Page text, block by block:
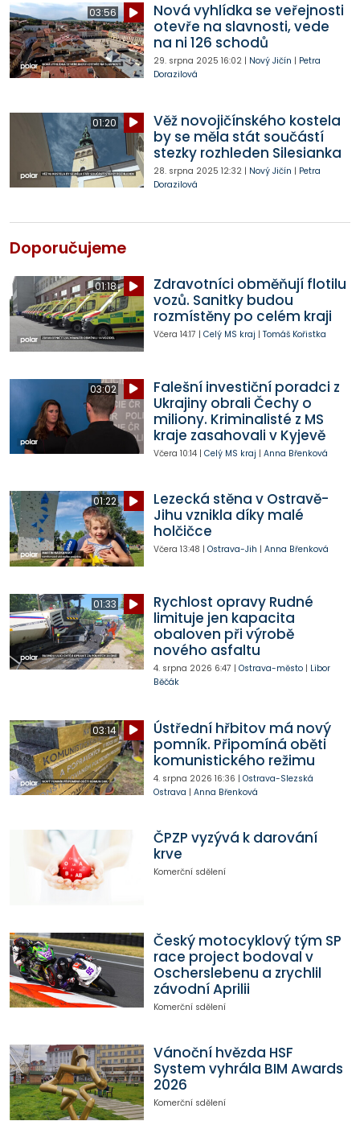
03:56
Nová vyhlídka se veřejnosti
otevře na slavnosti, vede
na ni 126 schodů
29. srpna 2025 16:02| Nový Jičín | Petra
Dorazilová
01:20
Věž novojičínského kostela
by se měla stát součástí
stezky rozhleden Silesianka
28. srpna 2025 12:32| Nový Jičín | Petra
Dorazilová
Doporučujeme
01:18
Zdravotníci obměňují flotilu
vozů. Sanitky budou
rozmístěny po celém kraji
Včera 14:17 | Celý MS kraj | Tomáš Kořistka
03:02
Falešní investiční poradci z
Ukrajiny obrali Čechy o
miliony. Kriminalisté z MS
kraje zasahovali v Kyjevě
Včera 10:14| Celý MS kraj | Anna Břenková
01:22
Lezecká stěna v Ostravě-
Jihu vznikla díky malé
holčičce
Včera 13:48 | Ostrava-Jih | Anna Břenková
01:33
Rychlost opravy Rudné
limituje jen kapacita
obaloven při výrobě
nového asfaltu
4. srpna 2026 6:47 | Ostrava-město| Libor
Běčák
03:14
Ústřední hřbitov má nový
pomník. Připomíná oběti
komunistického režimu
4. srpna 2026 16:36 | Ostrava-Slezská
Ostrava | Anna Břenková
ČPZP vyzývá k darování
krve
Komerční sdělení
Český motocyklový tým SP
race project bodoval v
Oscherslebenu a zrychlil
závodní Aprilii
Komerční sdělení
Vánoční hvězda HSF
System vyhrála BIM Awards
2026
Komerční sdělení